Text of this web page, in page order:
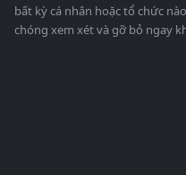
bất kỳ cá nhân hoặc tổ chức
chóng xem xét và gỡ bỏ ngay